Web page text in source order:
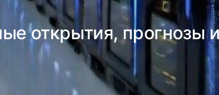
открытия, прогнозы